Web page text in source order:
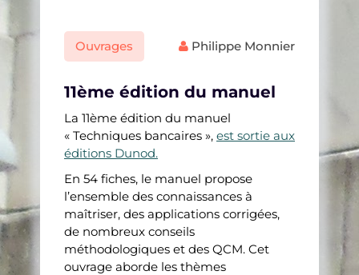
Ouvrages Philippe Monnier
11ème édition du manuel
La 11ème édition du manuel
« Techniques bancaires », est sortie aux
éditions Dunod.
En 54 fiches, le manuel propose
l’ensemble des connaissances à
maîtriser, des applications corrigées,
de nombreux conseils
méthodologiques et des QCM. Cet
ouvrage aborde les thèmes